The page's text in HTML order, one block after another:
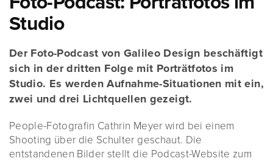
Studio
Der Foto-Podcast von Galileo Design beschäftigt
sich in der dritten Folge mit Porträtfotos im
Studio. Es werden Aufnahme-Situationen mit ein,
zwei und drei Lichtquellen gezeigt.
People-Fotografin Cathrin Meyer wird bei einem
Shooting über die Schulter geschaut. Die
entstandenen Bilder stellt die Podcast-Website zum